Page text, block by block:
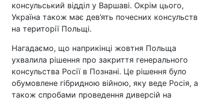
консульський відділ у Варшаві. Окрім цього,
Україна також має дев’ять почесних консульств
на території Польщі.
Нагадаємо, що наприкінці жовтня Польща
ухвалила рішення про закриття генерального
консульства Росії в Познані. Це рішення було
обумовлене гібридною війною, яку веде Росія, а
також спробами проведення диверсій на